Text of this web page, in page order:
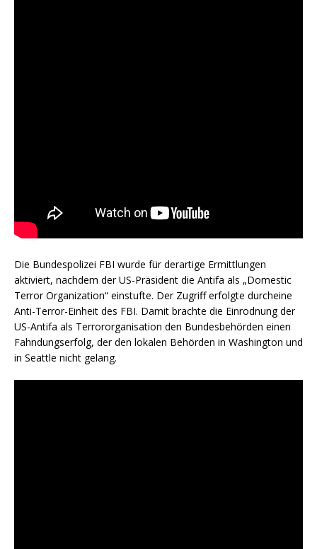
Die Bundespolizei FBI wurde für derartige Ermittlungen
aktiviert, nachdem der US-Präsident die Antifa als „Domestic
Terror Organization“ einstufte. Der Zugriff erfolgte durcheine
Anti-Terror-Einheit des FBI. Damit brachte die Einrodnung der
US-Antifa als Terrororganisation den Bundesbehörden einen
Fahndungserfolg, der den lokalen Behörden in Washington und
in Seattle nicht gelang.